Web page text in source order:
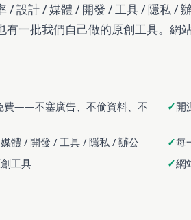
/ 設計 / 媒體 / 開發 / 工具 / 隱私 /
一批我們自己做的原創工具。網
費——不塞廣告、不偷資料、不
開
體 / 開發 / 工具 / 隱私 / 辦公
每
工具
網